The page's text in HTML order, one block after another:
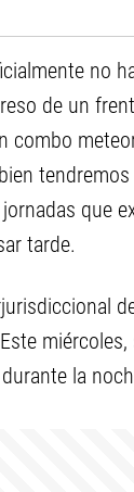
no
de un
combo
que
tarde.
la